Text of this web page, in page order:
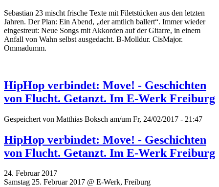
Sebastian 23 mischt frische Texte mit Filetstücken aus den letzten
Jahren. Der Plan: Ein Abend, „der amtlich ballert“. Immer wieder
eingestreut: Neue Songs mit Akkorden auf der Gitarre, in einem
Anfall von Wahn selbst ausgedacht. B-Molldur. CisMajor.
Ommadumm.
HipHop verbindet: Move! - Geschichten
von Flucht. Getanzt. Im E-Werk Freiburg
Gespeichert von Matthias Boksch am/um Fr, 24/02/2017 - 21:47
HipHop verbindet: Move! - Geschichten
von Flucht. Getanzt. Im E-Werk Freiburg
24. Februar 2017
Samstag 25. Februar 2017 @ E-Werk, Freiburg